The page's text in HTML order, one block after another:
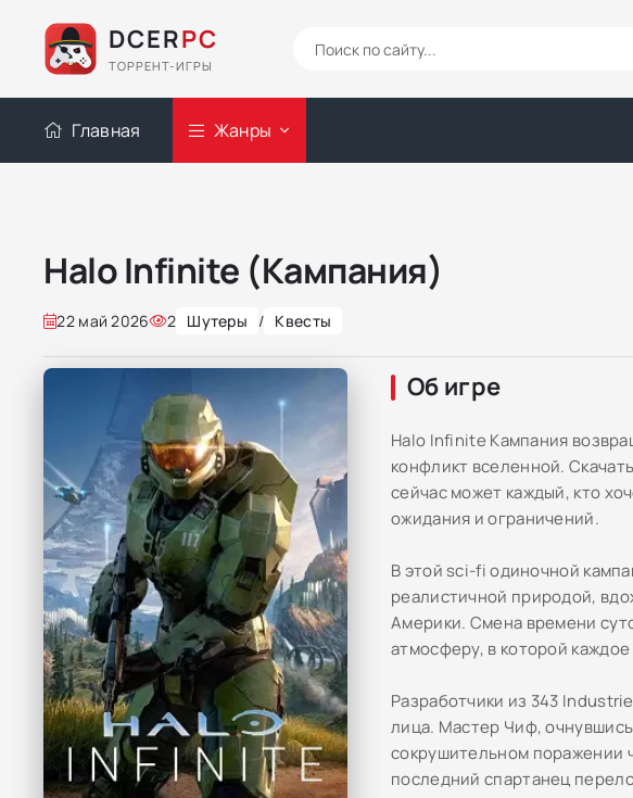
DCERPC
ТОРРЕНТ-ИГРЫ
Главная Жанры
Halo Infinite (Кампания)
22 май 2026 2 Шутеры / Квесты
Об игре
Halo Infinite Кампания
конфликт вселенной.
сейчас может каждый, кто
ожидания и ограничений.
В этой sci-fi одиночной
реалистичной природой,
Америки. Смена времени
атмосферу, в которой
Разработчики из 343
лица. Мастер Чиф,
сокрушительном поражении
последний спартанец